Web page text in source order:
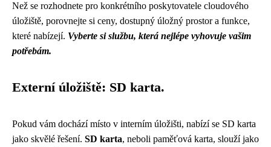
Než se rozhodnete pro konkrétního poskytovatele cloudového
úložiště, porovnejte si ceny, dostupný úložný prostor a funkce,
které nabízejí. Vyberte si službu, která nejlépe vyhovuje vašim
potřebám.
Externí úložiště: SD karta.
Pokud vám dochází místo v interním úložišti, nabízí se SD karta
jako skvělé řešení. SD karta, neboli paměťová karta, slouží jako